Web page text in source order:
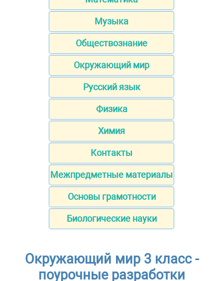
Музыка
Обществознание
Окружающий мир
Русский язык
Физика
Химия
Контакты
Межпредметные материалы
Основы грамотности
Биологические науки
Окружающий мир 3 класс -
поурочные разработки